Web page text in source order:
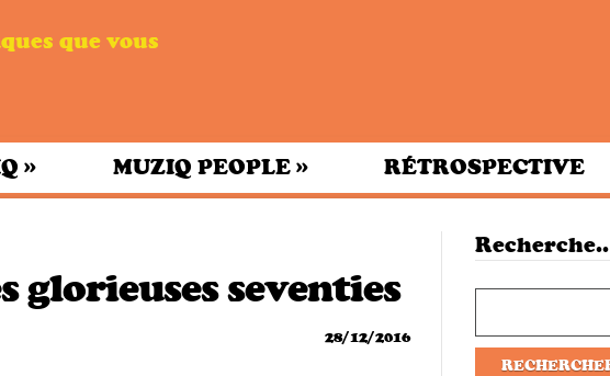
que vous
» MUZIQ PEOPLE » RÉTROSPECTIVE
glorieuses seventies
28/12/2016
Recherche..